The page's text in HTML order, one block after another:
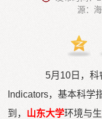
源：
5月10日，
Indicators，基本科学
到， 山东大学环境与